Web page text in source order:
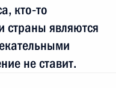
кто‑то
страны являются
не ставит.